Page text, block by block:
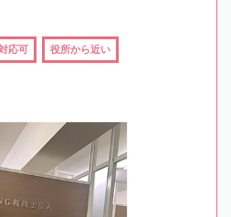
応可 役所から近い